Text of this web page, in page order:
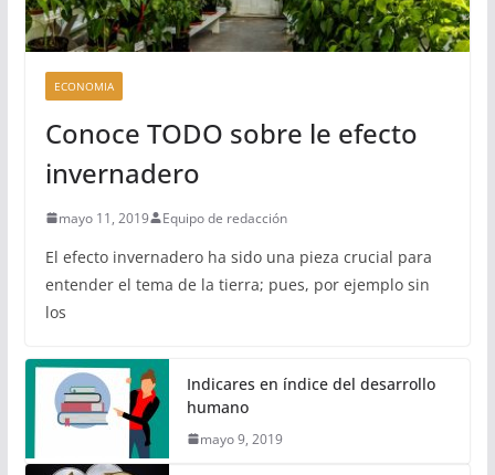
ECONOMIA
Conoce TODO sobre le efecto
invernadero
mayo 11, 2019 Equipo de redacción
El efecto invernadero ha sido una pieza crucial para
entender el tema de la tierra; pues, por ejemplo sin
los
Indicares en índice del desarrollo
humano
mayo 9, 2019